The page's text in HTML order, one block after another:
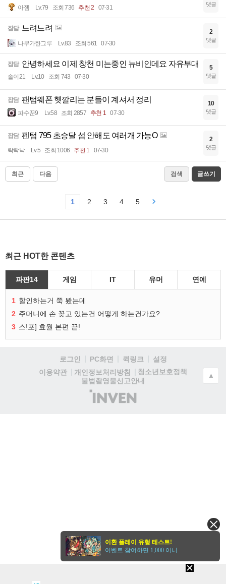
아젬 Lv.79 조회 736 추천 2 07-31 댓글
잡담 느려느려
나무가한그루 Lv.83 조회 561 07-30
2
댓글
잡담 안녕하세요 이제 창천 미는중인 뉴비인데요 자유부대
솔이21 Lv.10 조회 743 07-30
5
댓글
잡담 팬텀웨폰 헷깔리는 분들이 계셔서 정리
파수꾼9 Lv.58 조회 2857 추천 1 07-30
10
댓글
잡담 펜텀 795 초승달 섬 안해도 여러개 가능O
락락낙 Lv.5 조회 1006 추천 1 07-30
2
댓글
최근 다음 검색 글쓰기
1 2 3 4 5
최근 HOT한 콘텐츠
파판14 게임 IT 유머 연예
1 할인하는거 쭉 봤는데
2 주머니에 손 꽂고 있는건 어떻게 하는건가요?
3 스!포] 효월 본편 끝!
로그인 PC화면 퀵링크
설정
이용약관
개인정보처리방침
청소년보호정책
불법촬영물신고안내
(주)
인
▲
이환 플레이 유형 테스트!
이벤트 참여하면 1,000 이니